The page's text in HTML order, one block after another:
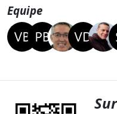
Equipe